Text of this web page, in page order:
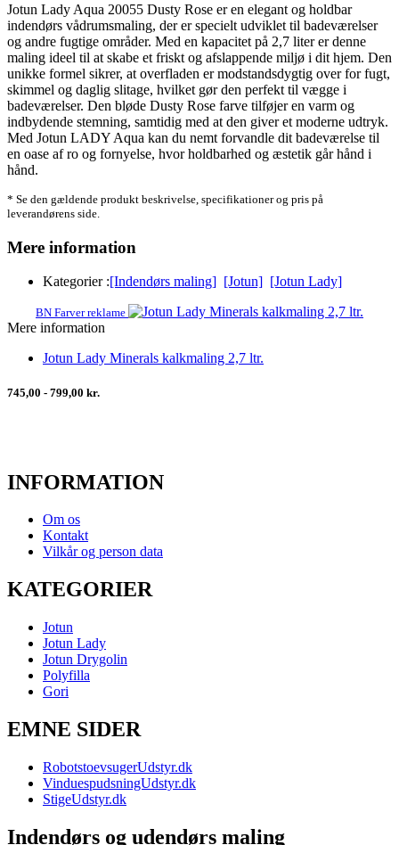
Jotun Lady Aqua 20055 Dusty Rose er en elegant og holdbar
indendørs vådrumsmaling, der er specielt udviklet til badeværelser
og andre fugtige områder. Med en kapacitet på 2,7 liter er denne
maling ideel til at skabe et friskt og afslappende miljø i dit hjem. Den
unikke formel sikrer, at overfladen er modstandsdygtig over for fugt,
skimmel og daglig slitage, hvilket gør den perfekt til vægge i
badeværelser. Den bløde Dusty Rose farve tilføjer en varm og
indbydende stemning, samtidig med at den giver et moderne udtryk.
Med Jotun LADY Aqua kan du nemt forvandle dit badeværelse til
en oase af ro og fornyelse, hvor holdbarhed og æstetik går hånd i
hånd.
* Se den gældende produkt beskrivelse, specifikationer og pris på
leverandørens side.
Mere information
Kategorier :[Indendørs maling] [Jotun] [Jotun Lady]
BN Farver reklame
Mere information
Jotun Lady Minerals kalkmaling 2,7 ltr.
745,00 - 799,00 kr.
INFORMATION
Om os
Kontakt
Vilkår og person data
KATEGORIER
Jotun
Jotun Lady
Jotun Drygolin
Polyfilla
Gori
EMNE SIDER
RobotstoevsugerUdstyr.dk
VinduespudsningUdstyr.dk
StigeUdstyr.dk
Indendørs og udendørs maling